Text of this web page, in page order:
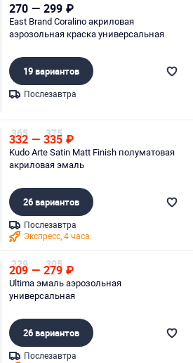
270 — 299 ₽
East Brand Coralino акриловая
аэрозольная краска универсальная
19 вариантов
Послезавтра
365
332 — 375
335 ₽
Kudo Arte Satin Matt Finish полуматовая
акриловая эмаль
26 вариантов
Послезавтра
Экспресс, 4 часа
229
209 — 305
279 ₽
Ultima эмаль аэрозольная
универсальная
26 вариантов
Послезавтра